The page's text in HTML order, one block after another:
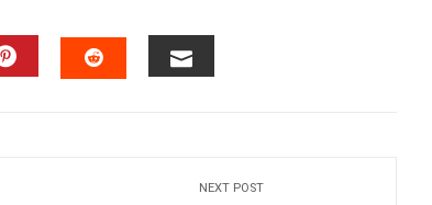
NEXT POST